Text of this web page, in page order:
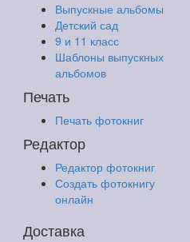
Выпускные альбомы
Детский сад
9 и 11 класс
Шаблоны выпускных
альбомов
Печать
Печать фотокниг
Редактор
Редактор фотокниг
Создать фотокнигу
онлайн
Доставка